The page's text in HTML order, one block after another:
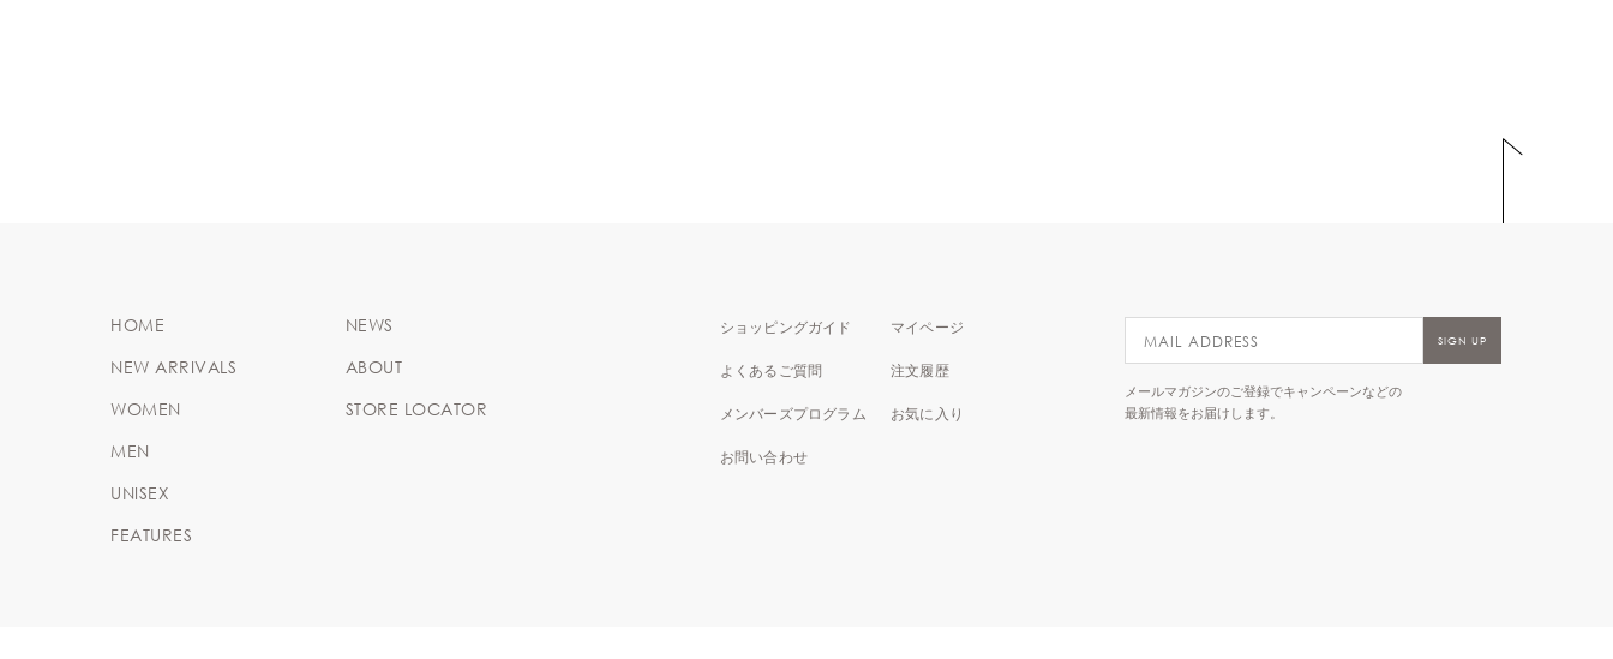
HOME
NEW ARRIVALS
WOMEN
MEN
UNISEX
FEATURES
NEWS
ABOUT
STORE LOCATOR
ショッピングガイド
よくあるご質問
メンバーズプログラム
お問い合わせ
マイページ
注文履歴
お気に入り
メールマガジンのご登録でキャンペーンなどの
最新情報をお届けします。